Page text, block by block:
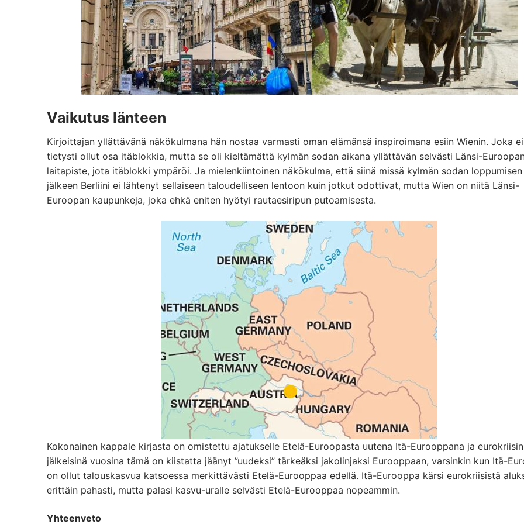
Vaikutus länteen
Kirjoittajan yllättävänä näkökulmana hän nostaa varmasti oman elämänsä inspiroimana esiin Wienin. Joka ei
tietysti ollut osa itäblokkia, mutta se oli kieltämättä kylmän sodan aikana yllättävän selvästi Länsi-
laitapiste, jota itäblokki ympäröi. Ja mielenkiintoinen näkökulma, että siinä missä kylmän sodan loppumisen
jälkeen Berliini ei lähtenyt sellaiseen taloudelliseen lentoon kuin jotkut odottivat, mutta Wien on niitä Länsi-
Euroopan kaupunkeja, joka ehkä eniten hyötyi rautaesiripun putoamisesta.
Kokonainen kappale kirjasta on omistettu ajatukselle Etelä-Euroopasta uutena Itä-Eurooppana ja eurokriisin
jälkeisinä vuosina tämä on kiistatta jäänyt ”uudeksi” tärkeäksi jakolinjaksi Eurooppaan, varsinkin kun Itä-
on ollut talouskasvua katsoessa merkittävästi Etelä-Eurooppaa edellä. Itä-Eurooppa kärsi eurokriisistä
erittäin pahasti, mutta palasi kasvu-uralle selvästi Etelä-Eurooppaa nopeammin.
Yhteenveto